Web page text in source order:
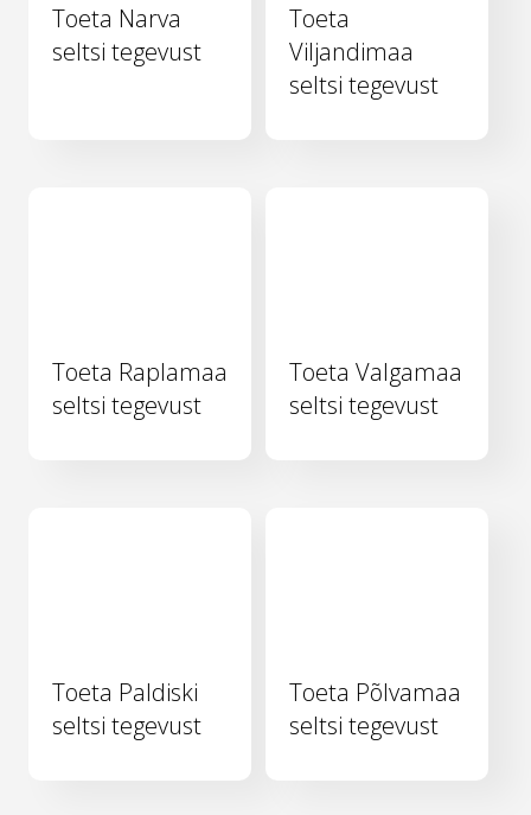
Toeta Narva
seltsi tegevust
Toeta
Viljandimaa
seltsi tegevust
Toeta Raplamaa
seltsi tegevust
Toeta Valgamaa
seltsi tegevust
Toeta Paldiski
seltsi tegevust
Toeta Põlvamaa
seltsi tegevust